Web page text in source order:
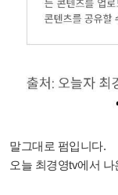
말그대로 펌입니다.
오늘 최경영tv에서